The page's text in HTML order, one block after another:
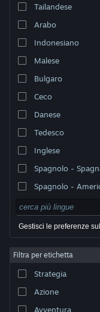
Visualizza il sito web
appartengono ai rispettivi
legali|
Steam| Rimborsi|
Tailandese
Arabo
Indonesiano
Malese
Bulgaro
Ceco
Danese
Tedesco
Inglese
Spagnolo -
Spagnolo -
Gestisci le preferenze
Filtra per etichetta
Strategia
Azione
Avventura